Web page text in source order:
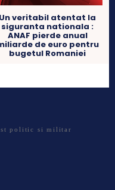
Un veritabil atentat la
siguranta nationala :
ANAF pierde anual
de euro pentru
bugetul Romaniei
politic si militar